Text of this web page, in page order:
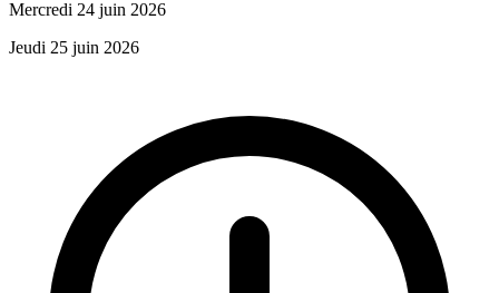
Mercredi 24 juin 2026
Jeudi 25 juin 2026